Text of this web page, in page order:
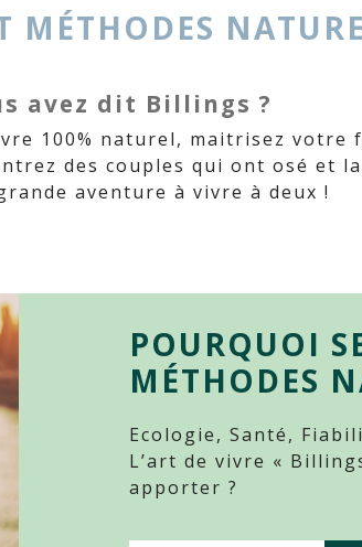
MÉTHODES
avez dit Billings ?
100% naturel, maitrisez votre
des couples qui ont osé et
aventure à vivre à deux !
POURQUOI
MÉTHODES
Ecologie, Santé,
L’art de vivre «
apporter ?